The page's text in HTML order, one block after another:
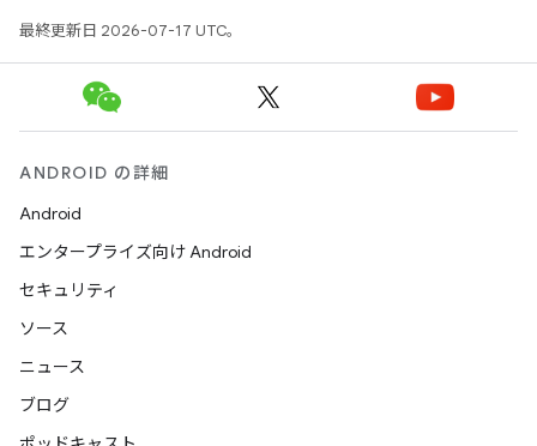
最終更新日 2026-07-17 UTC。
ANDROID の詳細
Android
エンタープライズ向け Android
セキュリティ
ソース
ニュース
ブログ